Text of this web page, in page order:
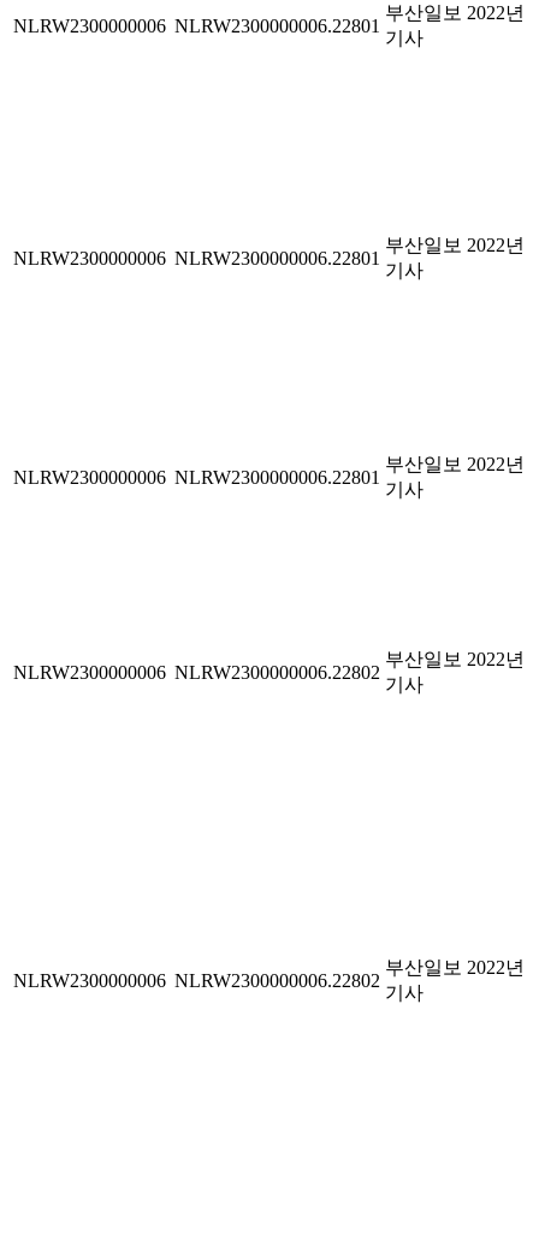
NLRW2300000006 NLRW2300000006.22801
부산일보 2022년
기사
NLRW2300000006 NLRW2300000006.22801
부산일보 2022년
기사
NLRW2300000006 NLRW2300000006.22801
부산일보 2022년
기사
NLRW2300000006 NLRW2300000006.22802
부산일보 2022년
기사
NLRW2300000006 NLRW2300000006.22802
부산일보 2022년
기사